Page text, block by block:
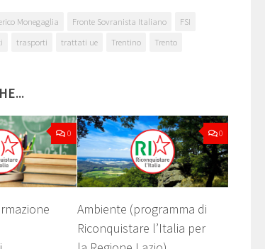
Monegaglia Fronte Sovranista Italiano
FSI
trasporti trattati ue Trentino Trento
0 0
Ambiente (programma di
Riconquistare l’Italia per